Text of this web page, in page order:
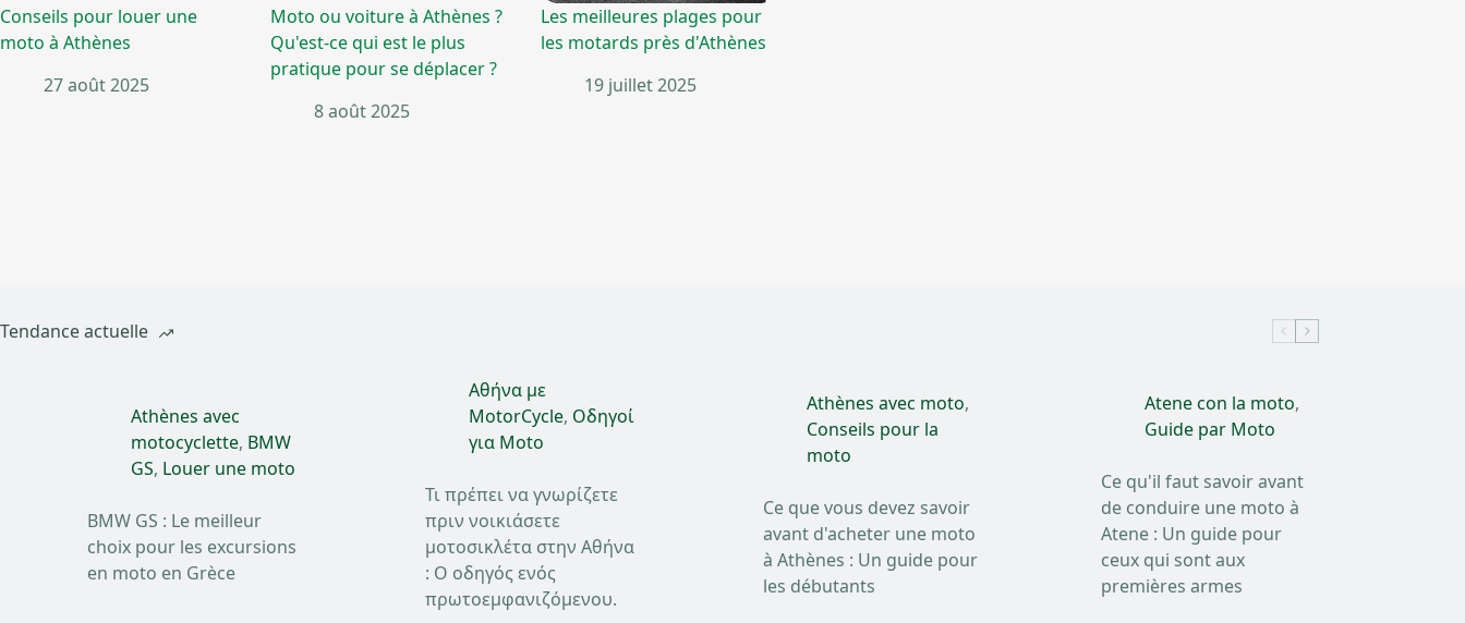
Conseils pour louer une
moto à Athènes
27 août 2025
Moto ou voiture à Athènes ?
Qu'est-ce qui est le plus
pratique pour se déplacer ?
8 août 2025
Les meilleures plages pour
les motards près d'Athènes
19 juillet 2025
Tendance actuelle
Athènes avec
motocyclette, BMW
GS, Louer une moto
BMW GS : Le meilleur
choix pour les excursions
en moto en Grèce
Αθήνα με
MotorCycle, Οδηγοί
για Moto
Τι πρέπει να γνωρίζετε
πριν νοικιάσετε
μοτοσικλέτα στην Αθήνα
: Ο οδηγός ενός
πρωτοεμφανιζόμενου.
Athènes avec moto,
Conseils pour la
moto
Ce que vous devez savoir
avant d'acheter une moto
à Athènes : Un guide pour
les débutants
Atene con la moto,
Guide par Moto
Ce qu'il faut savoir avant
de conduire une moto à
Atene : Un guide pour
ceux qui sont aux
premières armes